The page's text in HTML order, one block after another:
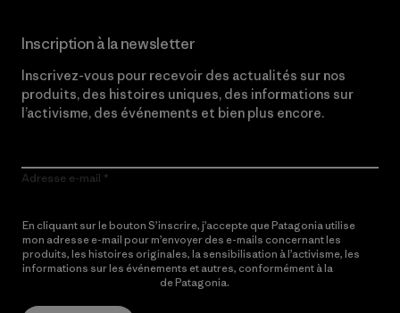
Inscription à la newsletter
Inscrivez-vous pour recevoir des actualités sur nos
produits, des histoires uniques, des informations sur
l’activisme, des événements et bien plus encore.
Adresse e-mail
En cliquant sur le bouton S’inscrire, j’accepte que Patagonia utilise
mon adresse e-mail pour m’envoyer des e-mails concernant les
produits, les histoires originales, la sensibilisation à l’activisme, les
informations sur les événements et autres, conformément à la
de Patagonia.